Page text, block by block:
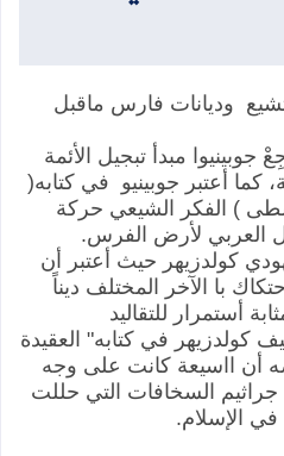
وديانات فارس ماقبل
مبدأ تبجيل الأئمة
كما أعتبر جوبينيو في كتابه(
) الفكر الشيعي حركة
العربي لأرض الفرس.
كولدزيهر حيث أعتبر أن
با الآخر المختلف ديناً
أستمرار للتقاليد
كولدزيهر في كتابه" العقيدة
أن ااسيعة كانت على وجه
جراثيم السخافات التي حللت
في الإسلام.